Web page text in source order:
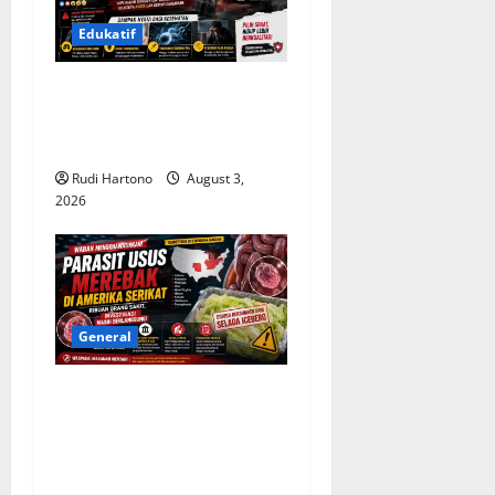
Edukatif
Rudi Hartono
August 3,
2026
General